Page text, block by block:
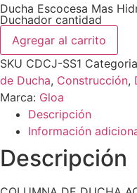
Ducha Escocesa Mas
Duchador cantidad
Agregar al carrito
SKU CDCJ-SS1
de Ducha, Construcción,
Marca: Gloa
Descripción
Información
Descripción